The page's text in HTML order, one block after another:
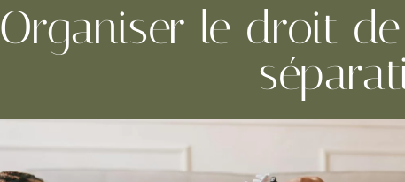
Organiser le droit